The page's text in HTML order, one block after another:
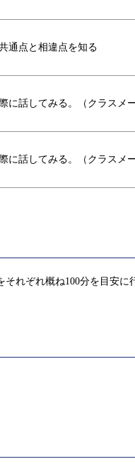
通点と相違点を知る
に話してみる。（クラスメ
に話してみる。（クラスメ
れぞれ概ね100分を目安に